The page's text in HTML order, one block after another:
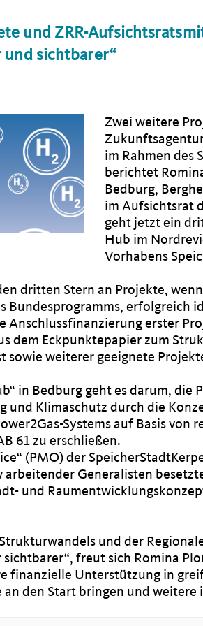
und ZRR-
sichtbarer“
Zwei weitere
im Rahmen des
berichtet
Bedburg,
im Aufsichtsrat
geht jetzt ein
Hub im
Vorhabens
dritten Stern an Projekte,
Bundesprogramms, erfolgreich
Anschlussfinanzierung erster
dem Eckpunktepapier zum
sowie weiterer geeignete
in Bedburg geht es darum,
und Klimaschutz durch die
Systems auf Basis von
61 zu erschließen.
(PMO) der
Generalisten
und
und der
freut sich Romina
finanzielle Unterstützung in
den Start bringen und weitere